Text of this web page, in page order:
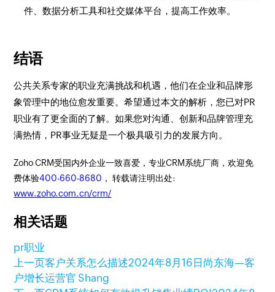
件、数据分析工具和社交媒体平台，提高工作效率。
结语
公共关系专家的职业充满挑战和机遇，他们在企业和品牌形
象管理中的地位愈发重要。希望通过本文的解析，您已对PR
职业有了更全面的了解。如果您对沟通、创新和品牌管理充
满热情，PR事业无疑是一个极具吸引力的发展方向。
Zoho CRM受国内外企业一致喜爱，专业CRM系统厂商，欢迎免
费体验400-660-8680 ， 转载请注明出处:
www.zoho.com.cn/crm/
相关话题
pr职业
上一页客户关系怎么描述2024年8月16日 尚东海—客
户增长运营官 Shang